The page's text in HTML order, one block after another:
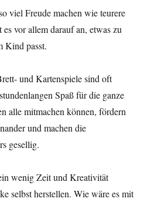
viel Freude machen wie teurere
vor allem darauf an, etwas zu
Kind passt.
und Kartenspiele sind oft
Spaß für die ganze
alle mitmachen können, fördern
und machen die
gesellig.
wenig Zeit und Kreativität
selbst herstellen. Wie wäre es mit